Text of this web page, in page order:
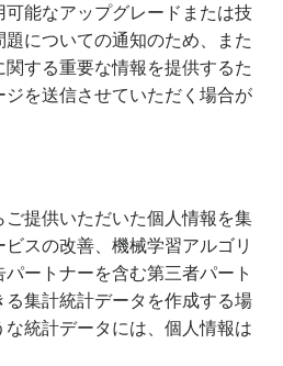
能なアップグレードまたは技
についての通知のため、また
する重要な情報を提供するた
を送信させていただく場合が
提供いただいた個人情報を集
スの改善、機械学習アルゴリ
ートナーを含む第三者パート
集計統計データを作成する場
統計データには、個人情報は